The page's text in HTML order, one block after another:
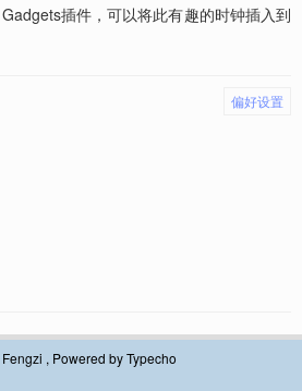
插件，可以将此有趣的时钟插入到
偏好设置
Fengzi , Powered byTypecho